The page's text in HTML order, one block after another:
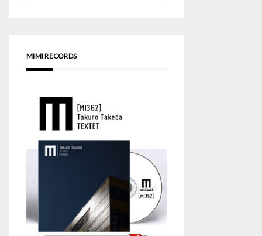
MIMI RECORDS